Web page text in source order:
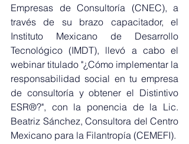
Empresas de Consultoría (CNEC), a
través de su brazo capacitador, el
Instituto Mexicano de Desarrollo
Tecnológico (IMDT), llevó a cabo el
webinar titulado "¿Cómo implementar la
responsabilidad social en tu empresa
de consultoría y obtener el Distintivo
ESR®?", con la ponencia de la Lic.
Beatriz Sánchez, Consultora del Centro
Mexicano para la Filantropía (CEMEFI).